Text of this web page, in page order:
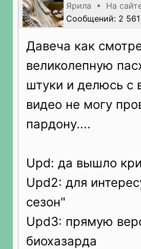
Ярила • На
Сообщений: 2 561
Давеча как
великолепную
штуки и делюсь с
видео не могу
пардону....
Upd: да вышло
Upd2: для
сезон"
Upd3: прямую
биохазарда